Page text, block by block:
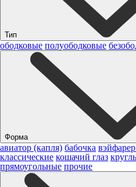
Тип
ободковые полуободковые
Форма
авиатор (капля) бабочка
классические кошачий глаз
прямоугольные прочие